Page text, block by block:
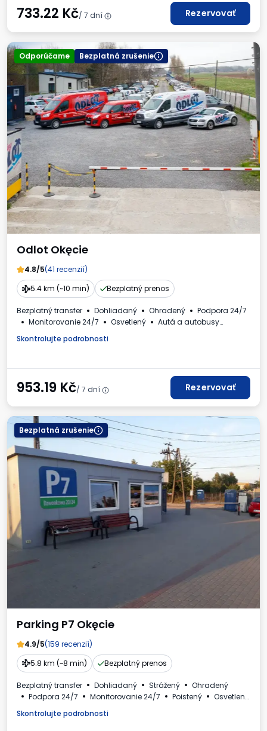
733.22 Kč/ 7 dní Rezervovať
Odporúčame Bezplatná zrušenie
Odlot Okęcie
4.8/5(41 recenzií)
5.4 km (~10 min)
Bezplatný prenos
Bezplatný transfer Dohliadaný Ohradený
Podpora 24/7
Monitorovanie 24/7
Osvetlený
Autá a autobusy
Skontrolujte podrobnosti
953.19 Kč/ 7 dní Rezervovať
Bezplatná zrušenie
Parking P7 Okęcie
4.9/5(159 recenzií)
5.8 km (~8 min)
Bezplatný prenos
Bezplatný transfer Dohliadaný Strážený
Ohradený
Podpora 24/7
Monitorovanie 24/7 Poistený
Osvetlený
Skontrolujte podrobnosti